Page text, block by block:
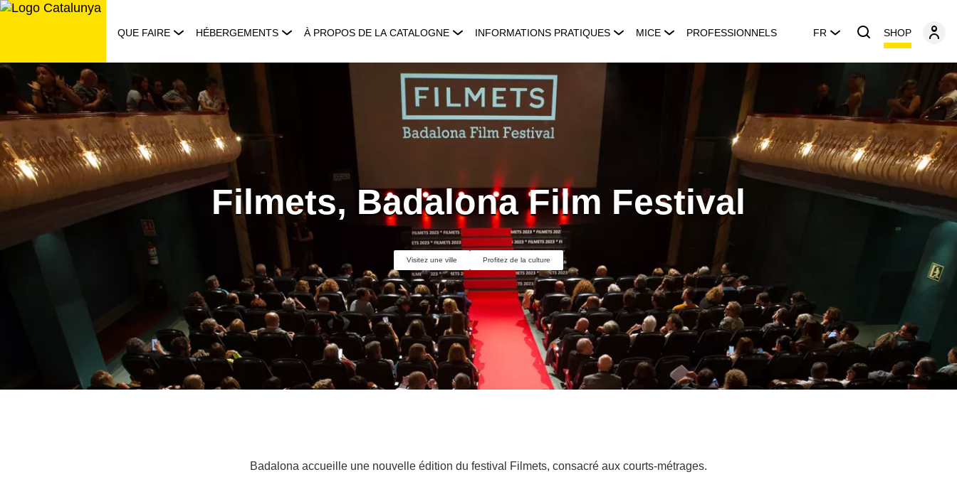
Aller
QUE FAIRE HÉBERGEMENTS À PROPOS DE LA CATALOGNE INFORMATIONS PRATIQUES MICE PROFESSIONNELS FR SHOP
Filmets, Badalona Film Festival
Visitez une ville Profitez de la culture
Badalona accueille une nouvelle édition du festival Filmets, consacré aux courts-métrages.